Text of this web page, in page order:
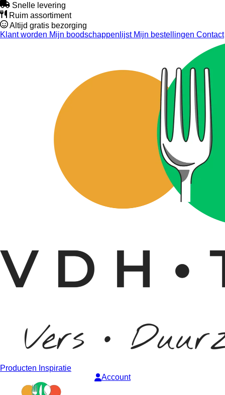
Snelle levering
Ruim assortiment
Altijd gratis bezorging
Klant worden Mijn boodschappenlijstMijn bestellingen Contact
Producten Inspiratie
Account